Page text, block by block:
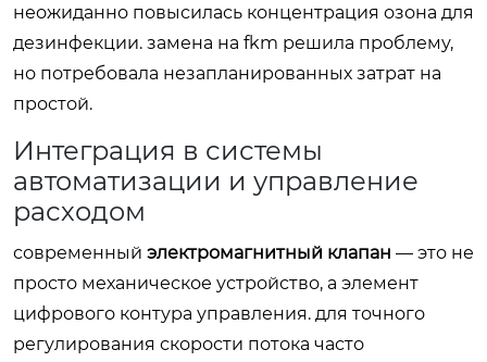
неожиданно повысилась концентрация озона для
дезинфекции. замена на fkm решила проблему,
но потребовала незапланированных затрат на
простой.
Интеграция в системы
автоматизации и управление
расходом
современный электромагнитный клапан — это не
просто механическое устройство, а элемент
цифрового контура управления. для точного
регулирования скорости потока часто